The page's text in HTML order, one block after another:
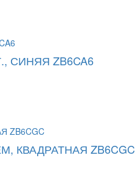
СИНЯЯ ZB6CA6
КВАДРАТНАЯ ZB6CGC